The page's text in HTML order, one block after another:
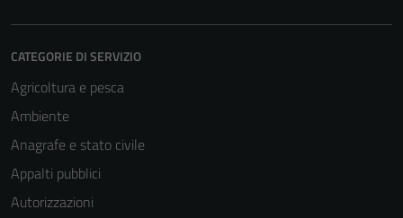
CATEGORIE DI SERVIZIO
Agricoltura e pesca
Ambiente
Anagrafe e stato civile
Appalti pubblici
Autorizzazioni